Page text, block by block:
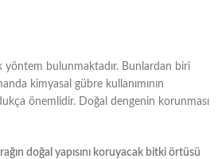
yöntem bulunmaktadır. Bunlardan biri
kimyasal gübre kullanımının
önemlidir. Doğal dengenin korunması
doğal yapısını koruyacak bitki örtüsü